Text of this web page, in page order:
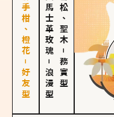
佛手柑、橙花－好友型 大馬士革玫瑰
－
浪漫型
雪松、聖木
－
務實型